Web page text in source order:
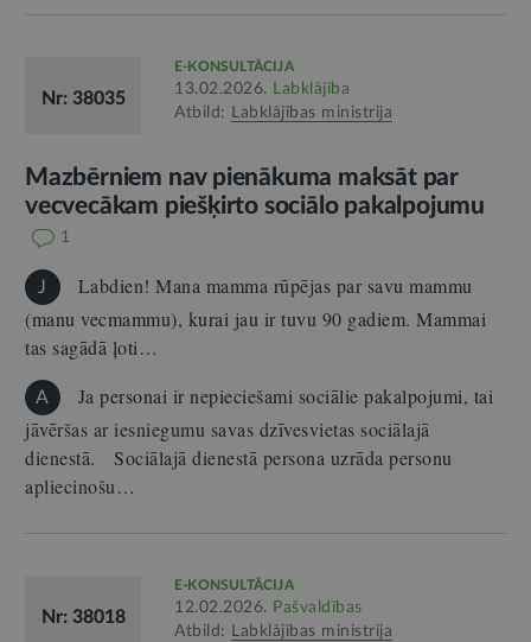
Nr: 38035
E-KONSULTĀCIJA
13.02.2026. Labklājība
Atbild: Labklājības ministrija
Mazbērniem nav pienākuma maksāt par
vecvecākam piešķirto sociālo pakalpojumu
1
J
Labdien! Mana mamma rūpējas par savu mammu
(manu vecmammu), kurai jau ir tuvu 90 gadiem. Mammai
tas sagādā ļoti…
A
Ja personai ir nepieciešami sociālie pakalpojumi, tai
jāvēršas ar iesniegumu savas dzīvesvietas sociālajā
dienestā. Sociālajā dienestā persona uzrāda personu
apliecinošu…
Nr: 38018
E-KONSULTĀCIJA
12.02.2026. Pašvaldības
Atbild: Labklājības ministrija